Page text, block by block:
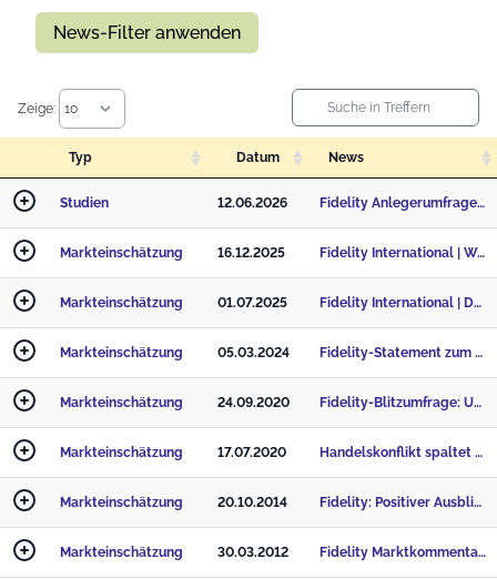
News-Filter anwenden
Zeige:
Typ Datum News
Studien 12.06.2026 Fidelity Anlegerumfrage: Zwischen Wunsch und Wirklichkeit: Renditeerwartungen deutscher Anleger im K
Markteinschätzung 16.12.2025 Fidelity International | Warum 2025 das Jahr der ETFs war
Markteinschätzung 01.07.2025 Fidelity International | Deutschland-Ergebnisse - Fidelity European Investor Sentiment Survey
Markteinschätzung 05.03.2024 Fidelity-Statement zum Rentenpaket II
Markteinschätzung 24.09.2020 Fidelity-Blitzumfrage: Unternehmen strukturieren infolge der Corona-Pandemie um
Markteinschätzung 17.07.2020 Handelskonflikt spaltet weltweite Technologiebranche
Markteinschätzung 20.10.2014 Fidelity: Positiver Ausblick trotz jüngster Verkaufswelle
Markteinschätzung 30.03.2012 Fidelity Marktkommentar: BRICS-Gipfel – Südafrika für Anleger am spannendsten